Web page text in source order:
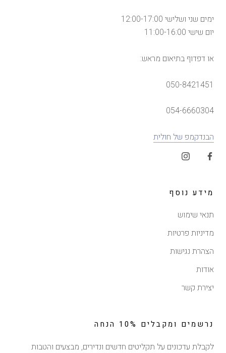
ימים שני ושלישי 12:00-17:00
יום שישי 11:00-16:00
או דפדוף בתיאום מראש:
050-8421451
054-6660304
הבנדקמפ של חולית
מידע נוסף
תנאי שימוש
מדיניות פרטיות
הצהרת נגישות
אודות
יצירת קשר
נרשמים ומקבלים 10% הנחה
לקבלת עדכונים על תקליטים חדשים ונדירים, מבצעים והטבות